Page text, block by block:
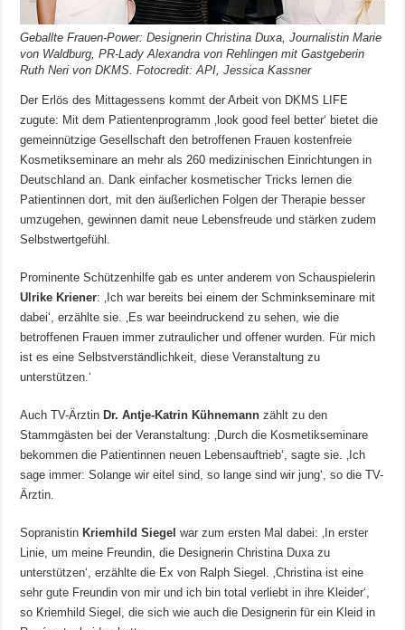
Geballte Frauen-Power: Designerin Christina Duxa, Journalistin Marie
von Waldburg, PR-Lady Alexandra von Rehlingen mit Gastgeberin
Ruth Neri von DKMS. Fotocredit: API, Jessica Kassner
Der Erlös des Mittagessens kommt der Arbeit von DKMS LIFE
zugute: Mit dem Patientenprogramm ‚look good feel better‘ bietet die
gemeinnützige Gesellschaft den betroffenen Frauen kostenfreie
Kosmetikseminare an mehr als 260 medizinischen Einrichtungen in
Deutschland an. Dank einfacher kosmetischer Tricks lernen die
Patientinnen dort, mit den äußerlichen Folgen der Therapie besser
umzugehen, gewinnen damit neue Lebensfreude und stärken zudem
Selbstwertgefühl.
Prominente Schützenhilfe gab es unter anderem von Schauspielerin
Ulrike Kriener: ‚Ich war bereits bei einem der Schminkseminare mit
dabei‘, erzählte sie. ‚Es war beeindruckend zu sehen, wie die
betroffenen Frauen immer zutraulicher und offener wurden. Für mich
ist es eine Selbstverständlichkeit, diese Veranstaltung zu
unterstützen.‘
Auch TV-Ärztin Dr. Antje-Katrin Kühnemann zählt zu den
Stammgästen bei der Veranstaltung: ‚Durch die Kosmetikseminare
bekommen die Patientinnen neuen Lebensauftrieb‘, sagte sie. ‚Ich
sage immer: Solange wir eitel sind, so lange sind wir jung‘, so die TV-
Ärztin.
Sopranistin Kriemhild Siegel war zum ersten Mal dabei: ‚In erster
Linie, um meine Freundin, die Designerin Christina Duxa zu
unterstützen‘, erzählte die Ex von Ralph Siegel. ‚Christina ist eine
sehr gute Freundin von mir und ich bin total verliebt in ihre Kleider‘,
so Kriemhild Siegel, die sich wie auch die Designerin für ein Kleid in